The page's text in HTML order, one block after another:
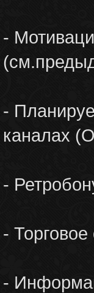
-
-
каналах
-
-
-